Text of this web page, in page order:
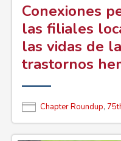
Conexiones
las filiales
las vidas de
trastornos
Chapter Roundup,